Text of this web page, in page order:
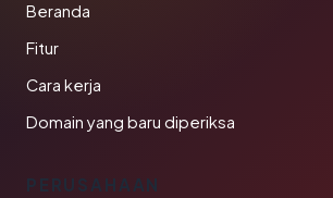
Beranda
Fitur
Cara kerja
Domain yang baru diperiksa
PERUSAHAAN